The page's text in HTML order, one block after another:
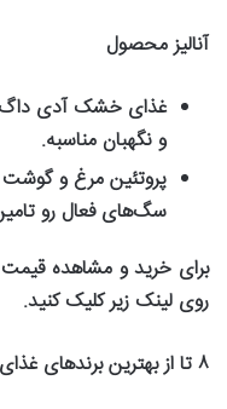
آنالیز محصول
غذای خشک آدی داگ
و نگهبان مناسبه.
پروتئین مرغ و گوشت
سگ‌های فعال رو
برای خرید و مشاهده
روی لینک زیر کلیک کنید.
۸تا از بهترین برندهای